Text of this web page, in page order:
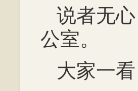
说者无
公室。
大家一